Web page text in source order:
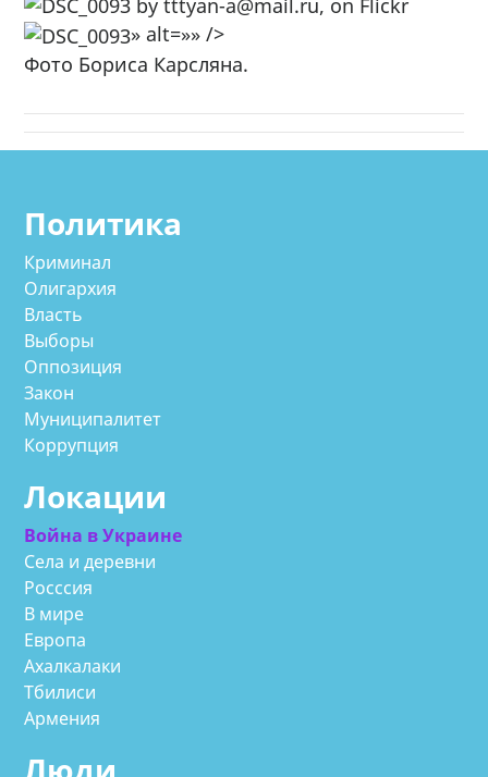
» alt=»» />
Фото Бориса Карсляна.
Политика
Криминал
Олигархия
Власть
Выборы
Оппозиция
Закон
Муниципалитет
Коррупция
Локации
Война в Украине
Села и деревни
Росссия
В мире
Европа
Ахалкалаки
Тбилиси
Армения